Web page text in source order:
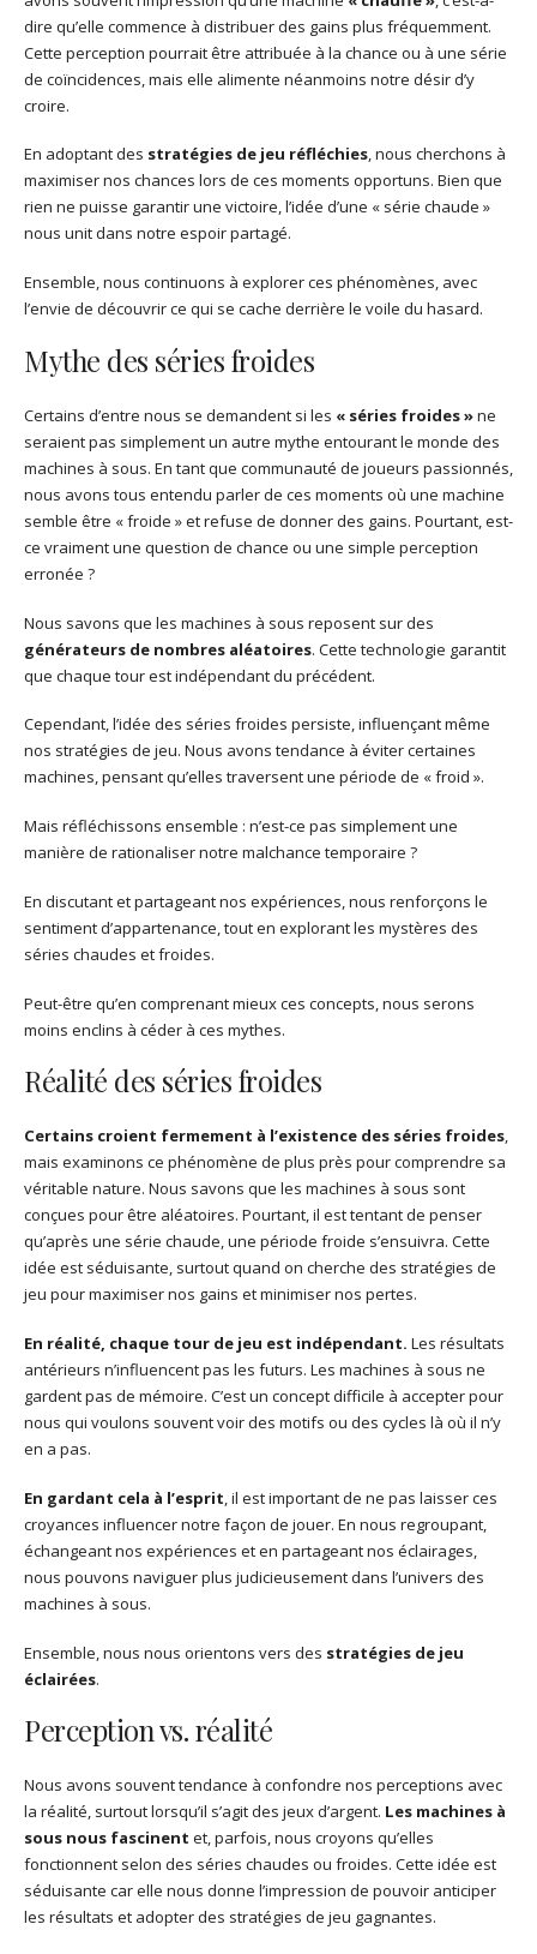
dire qu’elle commence à distribuer des gains plus fréquemment.
Cette perception pourrait être attribuée à la chance ou à une série
de coïncidences, mais elle alimente néanmoins notre désir d’y
croire.
En adoptant des stratégies de jeu réfléchies, nous cherchons à
maximiser nos chances lors de ces moments opportuns. Bien que
rien ne puisse garantir une victoire, l’idée d’une « série chaude »
nous unit dans notre espoir partagé.
Ensemble, nous continuons à explorer ces phénomènes, avec
l’envie de découvrir ce qui se cache derrière le voile du hasard.
Mythe des séries froides
Certains d’entre nous se demandent si les « séries froides »ne
seraient pas simplement un autre mythe entourant le monde des
machines à sous. En tant que communauté de joueurs passionnés,
nous avons tous entendu parler de ces moments où une machine
semble être « froide » et refuse de donner des gains. Pourtant, est-
ce vraiment une question de chance ou une simple perception
erronée ?
Nous savons que les machines à sous reposent sur des
générateurs de nombres aléatoires. Cette technologie garantit
que chaque tour est indépendant du précédent.
Cependant, l’idée des séries froides persiste, influençant même
nos stratégies de jeu. Nous avons tendance à éviter certaines
machines, pensant qu’elles traversent une période de « froid ».
Mais réfléchissons ensemble : n’est-ce pas simplement une
manière de rationaliser notre malchance temporaire ?
En discutant et partageant nos expériences, nous renforçons le
sentiment d’appartenance, tout en explorant les mystères des
séries chaudes et froides.
Peut-être qu’en comprenant mieux ces concepts, nous serons
moins enclins à céder à ces mythes.
Réalité des séries froides
Certains croient fermement à l’existence des séries froides,
mais examinons ce phénomène de plus près pour comprendre sa
véritable nature. Nous savons que les machines à sous sont
conçues pour être aléatoires. Pourtant, il est tentant de penser
qu’après une série chaude, une période froide s’ensuivra. Cette
idée est séduisante, surtout quand on cherche des stratégies de
jeu pour maximiser nos gains et minimiser nos pertes.
En réalité, chaque tour de jeu est indépendant. Les résultats
antérieurs n’influencent pas les futurs. Les machines à sous ne
gardent pas de mémoire. C’est un concept difficile à accepter pour
nous qui voulons souvent voir des motifs ou des cycles là où il n’y
en a pas.
En gardant cela à l’esprit, il est important de ne pas laisser ces
croyances influencer notre façon de jouer. En nous regroupant,
échangeant nos expériences et en partageant nos éclairages,
nous pouvons naviguer plus judicieusement dans l’univers des
machines à sous.
Ensemble, nous nous orientons vers des stratégies de jeu
éclairées.
Perception vs. réalité
Nous avons souvent tendance à confondre nos perceptions avec
la réalité, surtout lorsqu’il s’agit des jeux d’argent. Les machines à
sous nous fascinent et, parfois, nous croyons qu’elles
fonctionnent selon des séries chaudes ou froides. Cette idée est
séduisante car elle nous donne l’impression de pouvoir anticiper
les résultats et adopter des stratégies de jeu gagnantes.